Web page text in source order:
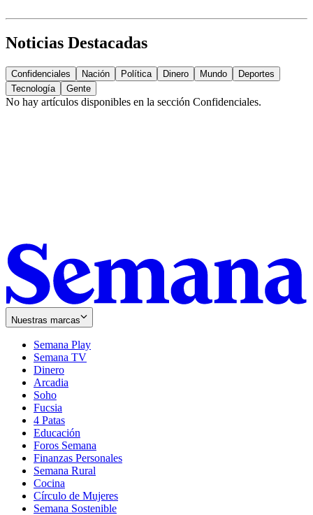
Noticias Destacadas
Confidenciales Nación Política Dinero Mundo
Deportes
Tecnología
Gente
No hay artículos disponibles en la sección Confidenciales.
Nuestras marcas
Semana Play
Semana TV
Dinero
Arcadia
Soho
in
new
window
Fucsia
in
new
window
4 Patas
Educación
Foros Semana
Finanzas Personales
Semana Rural
Cocina
Círculo de Mujeres
Semana Sostenible